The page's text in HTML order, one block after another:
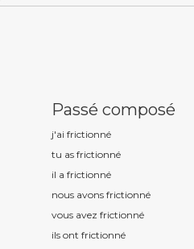
Passé composé
j'ai frictionné
tu as frictionné
il a frictionné
nous avons frictionné
vous avez frictionné
ils ont frictionné